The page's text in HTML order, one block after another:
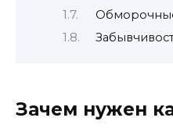
Зачем нужен